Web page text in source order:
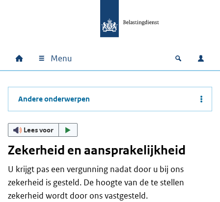
Hoofdnavigatie
Home Menu Open
Andere onderwerpen
Lees voor
Zekerheid en aansprakelijkheid
U krijgt pas een vergunning nadat door u bij ons
zekerheid is gesteld. De hoogte van de te stellen
zekerheid wordt door ons vastgesteld.